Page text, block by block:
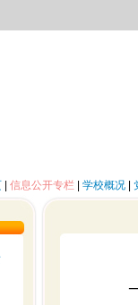
| 信息公开专栏| 学校概况|